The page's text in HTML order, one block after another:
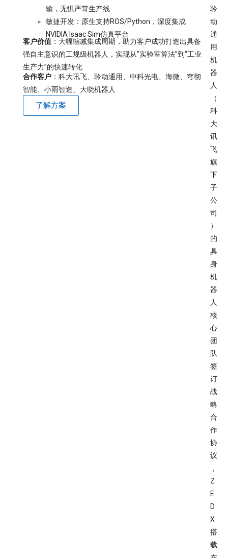
输，无惧严苛生产线
敏捷开发：原生支持ROS/Python，深度集成
NVIDIA Isaac Sim仿真平台
客户价值 ：大幅缩减集成周期，助力客户成功打造出具备
强自主意识的工规级机器人，实现从“实验室算法”到“工业
生产力”的快速转化
合作客户 ：科大讯飞、聆动通用、中科光电、海微、穹彻
智能、小雨智造、大晓机器人
了解方案
聆
动
通
用
机
器
人
（
科
大
讯
飞
旗
下
子
公
司
）
的
具
身
机
器
人
核
心
团
队
签
订
战
略
合
作
协
议
，
Z
E
D
X
搭
载